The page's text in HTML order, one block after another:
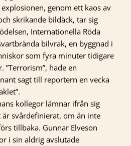
genom ett kaos av
skrikande bildäck, tar sig
Internationella Röda
bilvrak, en byggnad i
som fyra minuter tidigare
”Terrorism”, hade en
sagt till reportern en vecka
kollegor lämnar ifrån sig
svårdefinierat, om än inte
tillbaka. Gunnar Elveson
i sin aldrig avslutade